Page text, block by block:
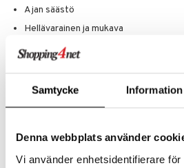
Samtycke Information
Denna webbplats använder
Vi använder enhetsidentifierare
Ajan säästö
Hellävarainen ja mukava
Helppokäyttöinen
Aloita puhtailla, hieman kosteilla
Jaa hiukset kahteen osaan, käytä isoa
Ota pieni hiusosio, kiedo se ympäri ja
Viimeistele kiinnittämällä latvat